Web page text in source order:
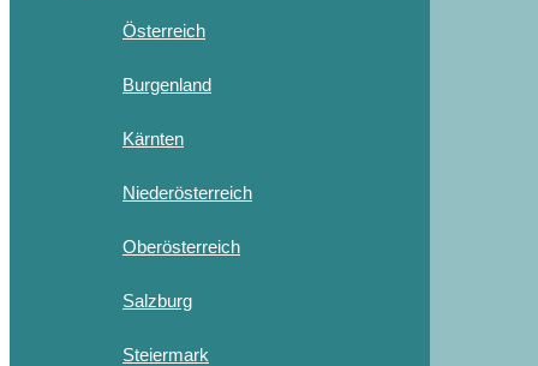
Österreich
Burgenland
Kärnten
Niederösterreich
Oberösterreich
Salzburg
Steiermark